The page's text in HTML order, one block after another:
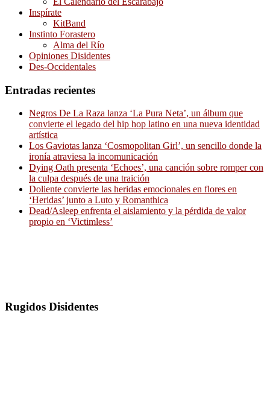
Inspírate
KitBand
Instinto Forastero
Alma del Río
Opiniones Disidentes
Des-Occidentales
Entradas recientes
Negros De La Raza lanza ‘La Pura Neta’, un álbum que
convierte el legado del hip hop latino en una nueva identidad
artística
Los Gaviotas lanza ‘Cosmopolitan Girl’, un sencillo donde la
ironía atraviesa la incomunicación
Dying Oath presenta ‘Echoes’, una canción sobre romper con
la culpa después de una traición
Doliente convierte las heridas emocionales en flores en
‘Heridas’ junto a Luto y Romanthica
Dead/Asleep enfrenta el aislamiento y la pérdida de valor
propio en ‘Victimless’
Rugidos Disidentes